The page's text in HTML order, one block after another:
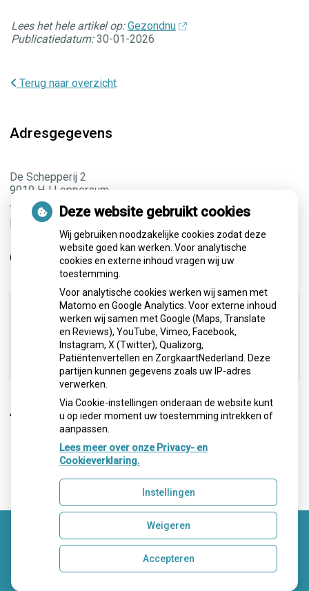
Lees het hele artikel op: Gezondnu
Publicatiedatum:30-01-2026
Terug naar overzicht
Adresgegevens
De Schepperij 2
9919 HJ Loppersum
Tel:
0596 572966
E-mail:info@fysio-loppersum.nl
Openingstijden
Maandag:
07.00 - 18.00
08.00 - 18.00
Woensdag:
07.00 - 14.00
Donderdag:
08.00 - 18.00
07.00 - 17.00
Aangesloten bij
Uw Zorg Online|Beheer
Privacy verklaring|Cookie-instellingen|Voorwaarden
Deze website gebruikt cookies
Wij gebruiken noodzakelijke cookies zodat deze
website goed kan werken. Voor analytische
cookies en externe inhoud vragen wij uw
toestemming.
Voor analytische cookies werken wij samen met
Matomo en Google Analytics. Voor externe inhoud
werken wij samen met Google (Maps, Translate
en Reviews), YouTube, Vimeo, Facebook,
Instagram, X (Twitter), Qualizorg,
Patiëntenvertellen en ZorgkaartNederland. Deze
partijen kunnen gegevens zoals uw IP-adres
verwerken.
Via Cookie-instellingen onderaan de website kunt
u op ieder moment uw toestemming intrekken of
aanpassen.
Lees meer over onze Privacy- en
Cookieverklaring.
Instellingen
Weigeren
Accepteren